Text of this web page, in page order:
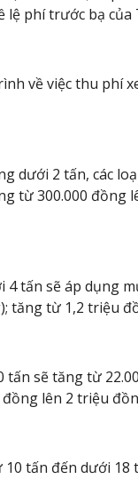
lệ phí trước bạ của
về việc thu phí
dưới 2 tấn, các
từ 300.000 đồng
tấn sẽ áp dụng
tăng từ 1,2 triệu
sẽ tăng từ
lên 2 triệu
tấn đến dưới 18